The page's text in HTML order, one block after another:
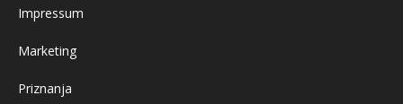
Impressum
Marketing
Priznanja